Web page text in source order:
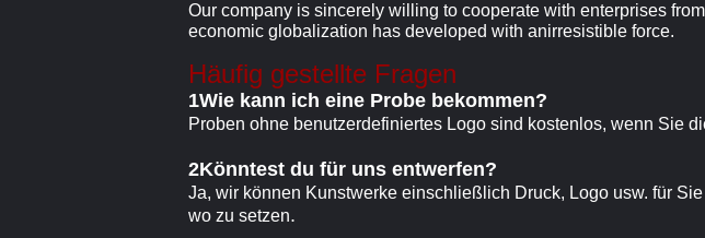
Our company is sincerely willing to cooperate with enterprises
economic globalization has developed with anirresistible force.
Häufig gestellte Fragen
1Wie kann ich eine Probe bekommen?
Proben ohne benutzerdefiniertes Logo sind kostenlos, wenn Sie
2Könntest du für uns entwerfen?
Ja, wir können Kunstwerke einschließlich Druck, Logo usw. für
wo zu setzen.